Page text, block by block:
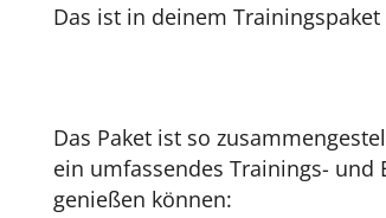
Das ist in deinem
Das Paket ist so
ein umfassendes Trainings- und
genießen können: